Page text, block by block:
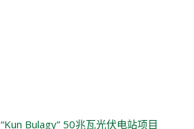
“Kun Bulagy” 50兆瓦光伏电站项目